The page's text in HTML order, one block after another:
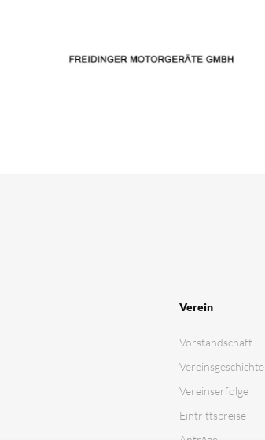
Verein
Vorstandschaft
Vereinsgeschichte
Vereinserfolge
Eintrittspreise